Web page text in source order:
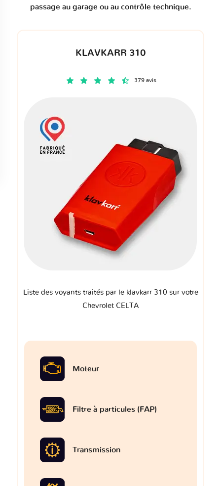
passage au garage ou au contrôle technique.
KLAVKARR 310
379 avis
Liste des voyants traités par le klavkarr 310 sur votre
Chevrolet CELTA
Moteur
Filtre à particules (FAP)
Transmission